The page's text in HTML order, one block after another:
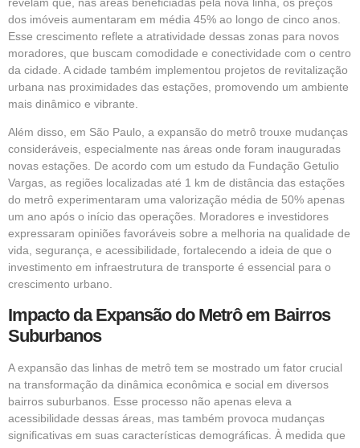
dos imóveis aumentaram em média 45% ao longo de cinco anos.
Esse crescimento reflete a atratividade dessas zonas para novos
moradores, que buscam comodidade e conectividade com o centro
da cidade. A cidade também implementou projetos de revitalização
urbana nas proximidades das estações, promovendo um ambiente
mais dinâmico e vibrante.
Além disso, em São Paulo, a expansão do metrô trouxe mudanças
consideráveis, especialmente nas áreas onde foram inauguradas
novas estações. De acordo com um estudo da Fundação Getulio
Vargas, as regiões localizadas até 1 km de distância das estações
do metrô experimentaram uma valorização média de 50% apenas
um ano após o início das operações. Moradores e investidores
expressaram opiniões favoráveis sobre a melhoria na qualidade de
vida, segurança, e acessibilidade, fortalecendo a ideia de que o
investimento em infraestrutura de transporte é essencial para o
crescimento urbano.
Impacto da Expansão do Metrô em Bairros
Suburbanos
A expansão das linhas de metrô tem se mostrado um fator crucial
na transformação da dinâmica econômica e social em diversos
bairros suburbanos. Esse processo não apenas eleva a
acessibilidade dessas áreas, mas também provoca mudanças
significativas em suas características demográficas. À medida que